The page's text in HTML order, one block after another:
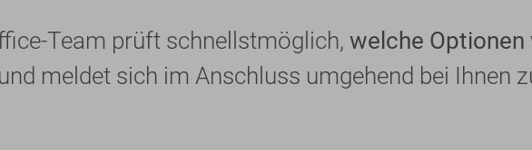
Team prüft schnellstmöglich, welche
und meldet sich im Anschluss umgehend bei Ihnen